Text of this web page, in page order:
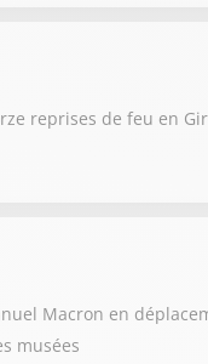
reprises de feu en
Macron en
musées